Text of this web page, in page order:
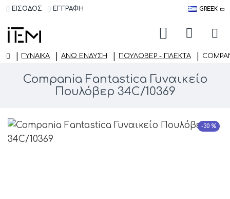
ΕΙΣΟΔΟΣ ΕΓΓΡΑΦΗ GREEK
ΓΥΝΑΙΚΑ ΆΝΩ ΈΝΔΥΣΗ ΠΟΥΛΌΒΕΡ - ΠΛΕΚΤΆ
Compania Fantastica Γυναικείο
Πουλόβερ 34C/10369
-30 %